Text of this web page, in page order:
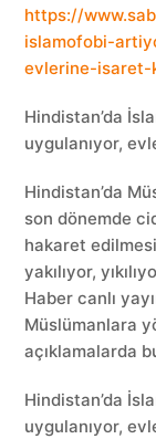
https://
islamofobi-
evlerine-isaret-
Hindistan’da
uygulanıyor,
Hindistan’da
son dönemde
hakaret
yakılıyor,
Haber canlı
Müslümanlara
açıklamalarda
Hindistan’da
uygulanıyor,